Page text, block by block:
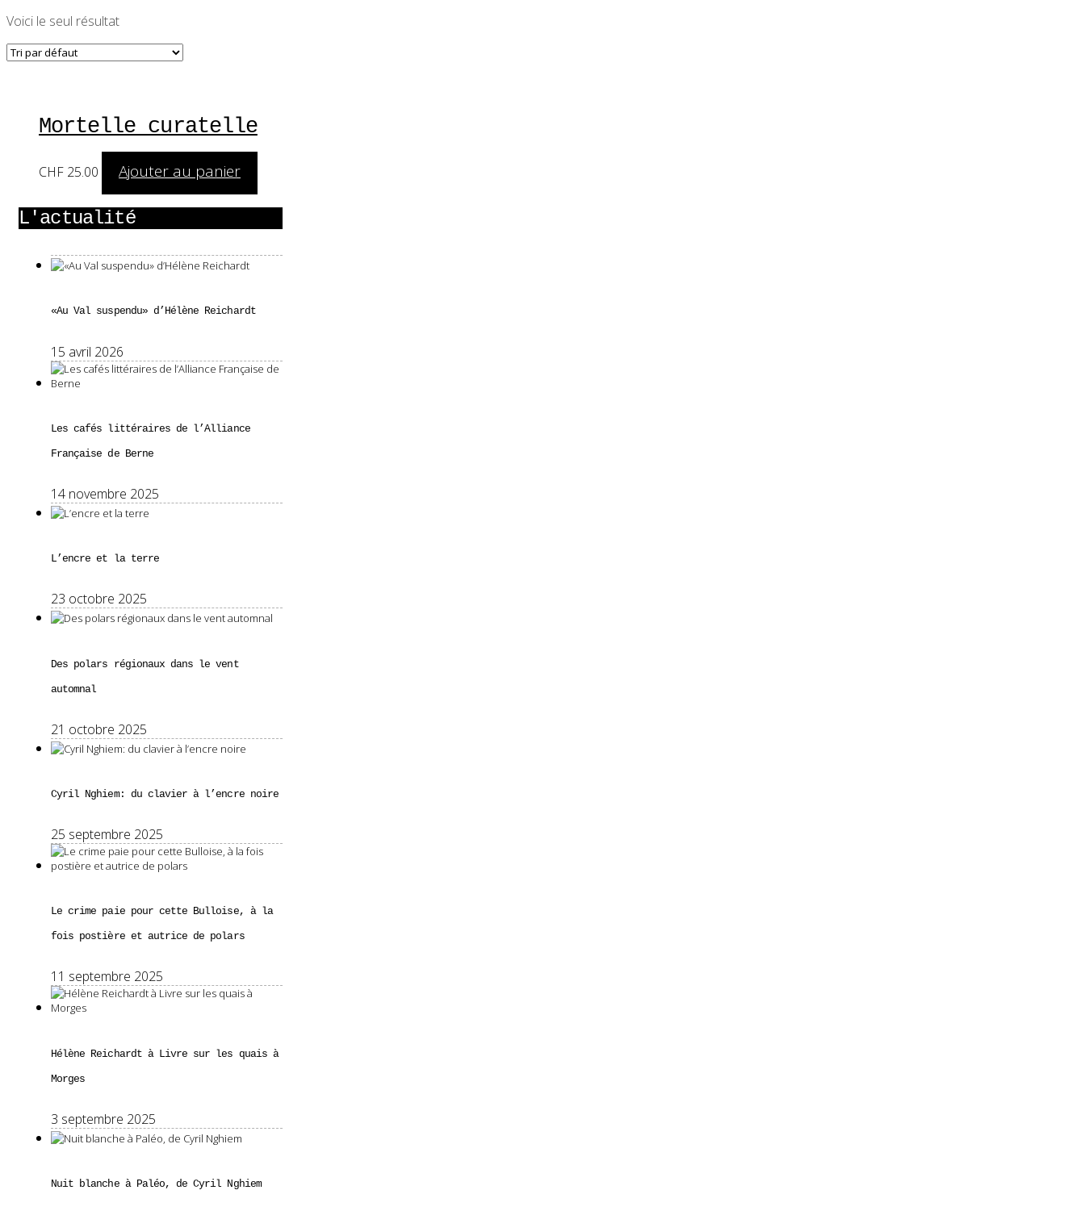
Voici le seul résultat
Mortelle curatelle
CHF 25.00 Ajouter au panier
L'actualité
«Au Val suspendu» d’Hélène Reichardt
15 avril 2026
Les cafés littéraires de l’Alliance
Française de Berne
14 novembre 2025
L’encre et la terre
23 octobre 2025
Des polars régionaux dans le vent
automnal
21 octobre 2025
Cyril Nghiem: du clavier à l’encre noire
25 septembre 2025
Le crime paie pour cette Bulloise, à la
fois postière et autrice de polars
11 septembre 2025
Hélène Reichardt à Livre sur les quais à
Morges
3 septembre 2025
Nuit blanche à Paléo, de Cyril Nghiem